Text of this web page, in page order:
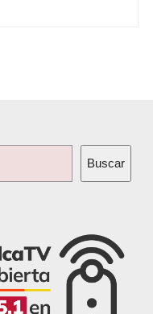
Buscar